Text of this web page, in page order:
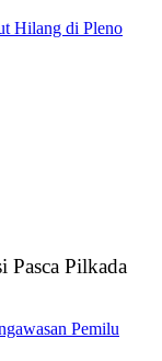
Hilang di Pleno
Pasca Pilkada
Pemilu